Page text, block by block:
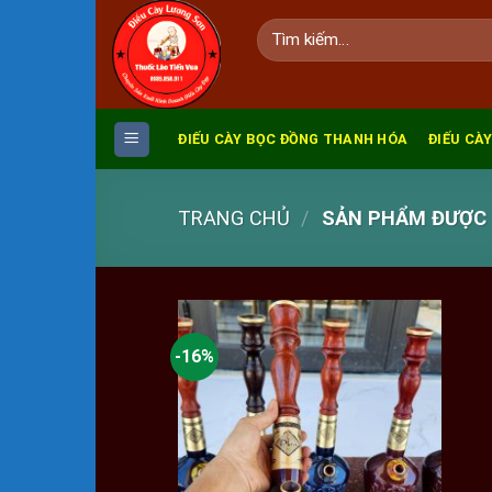
Skip
content
Tìm
kiếm:
ĐIẾU CÀY BỌC ĐỒNG THANH HÓA ĐIẾU
TRANG CHỦ / SẢN PHẨM ĐƯỢC
-16%